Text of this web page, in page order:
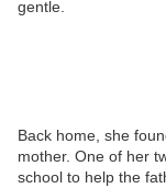
gentle.
Back home, she
mother. One of her
school to help the